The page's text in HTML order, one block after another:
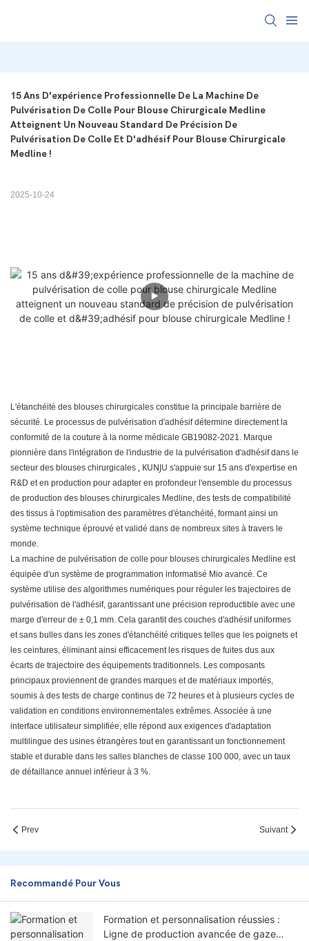
15 Ans D'expérience Professionnelle De La Machine De
Pulvérisation De Colle Pour Blouse Chirurgicale Medline
Atteignent Un Nouveau Standard De Précision De
Pulvérisation De Colle Et D'adhésif Pour Blouse Chirurgicale
Medline !
2025-10-24
L'étanchéité des blouses chirurgicales constitue la principale barrière de
sécurité. Le processus de pulvérisation d'adhésif détermine directement la
conformité de la couture à la norme médicale GB19082-2021. Marque
pionnière dans l'intégration de l'industrie de la pulvérisation d'adhésif dans le
secteur des blouses chirurgicales , KUNJU s'appuie sur 15 ans d'expertise en
R&D et en production pour adapter en profondeur l'ensemble du processus
de production des blouses chirurgicales Medline, des tests de compatibilité
des tissus à l'optimisation des paramètres d'étanchéité, formant ainsi un
système technique éprouvé et validé dans de nombreux sites à travers le
monde.
La machine de pulvérisation de colle pour blouses chirurgicales Medline est
équipée d'un système de programmation informatisé Mio avancé. Ce
système utilise des algorithmes numériques pour réguler les trajectoires de
pulvérisation de l'adhésif, garantissant une précision reproductible avec une
marge d'erreur de ± 0,1 mm. Cela garantit des couches d'adhésif uniformes
et sans bulles dans les zones d'étanchéité critiques telles que les poignets et
les ceintures, éliminant ainsi efficacement les risques de fuites dus aux
écarts de trajectoire des équipements traditionnels. Les composants
principaux proviennent de grandes marques et de matériaux importés,
soumis à des tests de charge continus de 72 heures et à plusieurs cycles de
validation en conditions environnementales extrêmes. Associée à une
interface utilisateur simplifiée, elle répond aux exigences d'adaptation
multilingue des usines étrangères tout en garantissant un fonctionnement
stable et durable dans les salles blanches de classe 100 000, avec un taux
de défaillance annuel inférieur à 3 %.
Prev Suivant
Recommandé Pour Vous
Formation et personnalisation réussies :
Ligne de production avancée de gaze